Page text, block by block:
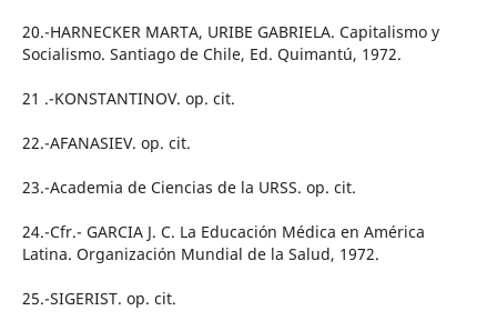
20.-HARNECKER MARTA, URIBE GABRIELA. Capitalismo y
Socialismo. Santiago de Chile, Ed. Quimantú, 1972.
21 .-KONSTANTINOV. op. cit.
22.-AFANASIEV. op. cit.
23.-Academia de Ciencias de la URSS. op. cit.
24.-Cfr.- GARCIA J. C. La Educación Médica en América
Latina. Organización Mundial de la Salud, 1972.
25.-SIGERIST. op. cit.